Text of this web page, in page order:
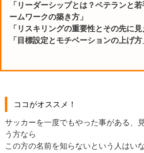
「リーダーシップとは？ベテランと
ームワークの築き方」
「リスキリングの重要性とその先に見
「目標設定とモチベーションの上げ方
ココがオススメ！
サッカーを一度でもやった事がある、
う方なら
この方の名前を知らないという人はい